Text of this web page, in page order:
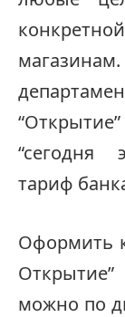
“сегодня
тариф
Оформить
можно по